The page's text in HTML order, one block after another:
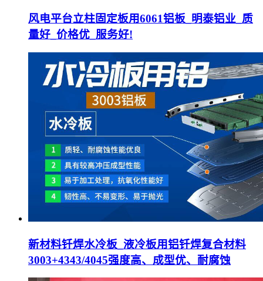
风电平台立柱固定板用6061铝板_明泰铝业_质
量好_价格优_服务好!
新材料钎焊水冷板_液冷板用铝钎焊复合材料
3003+4343/4045强度高、成型优、耐腐蚀